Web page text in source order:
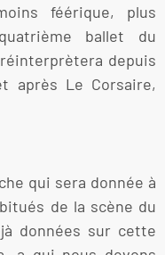
féérique, plus
ballet du
depuis
après Le Corsaire,
qui sera donnée à
de la scène du
données sur cette